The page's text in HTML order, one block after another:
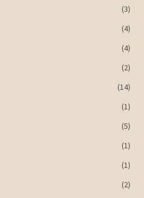
(3)
(4)
(4)
(2)
(14)
(1)
(5)
(1)
(1)
(2)